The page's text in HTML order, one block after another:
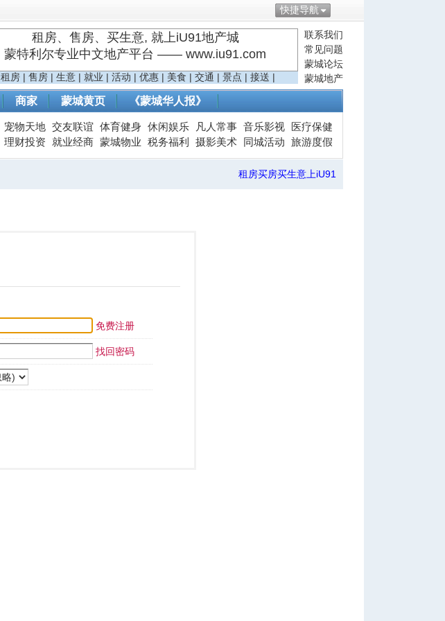
快捷导航
联系我们
常见问题
蒙城论坛
蒙城地产
租房、售房、买生意, 就上iU91地产城
蒙特利尔专业中文地产平台 —— www.iu91.com
租房 | 售房 | 生意 | 就业 | 活动 | 优惠 | 美食 | 交通 | 景点 | 接送 |
商家 蒙城黄页 《蒙城华人报》
宠物天地 交友联谊 体育健身 休闲娱乐 凡人常事 音乐影视
医疗保健
理财投资 就业经商 蒙城物业 税务福利 摄影美术 同城活动 旅游度假
租房买房买生意上iU91
免费注册
找回密码